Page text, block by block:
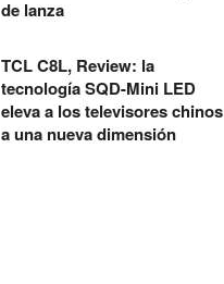
de lanza
TCL C8L, Review: la
tecnología SQD-Mini LED
eleva a los televisores chinos
a una nueva dimensión